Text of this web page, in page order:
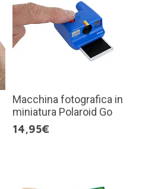
Macchina fotografica in
miniatura Polaroid Go
14,95€